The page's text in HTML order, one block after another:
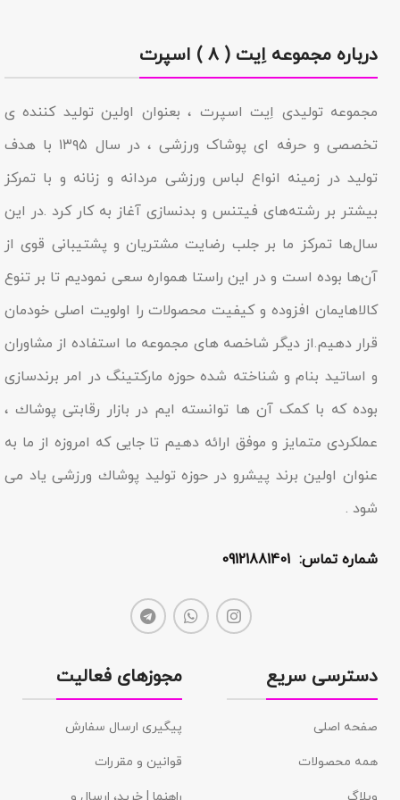
درباره مجموعه اِیت ( ۸ ) اسپرت
مجموعه تولیدى اِیت اسپرت ، بعنوان اولین تولید کننده ی
تخصصی و حرفه ای پوشاک ورزشی ، در سال ۱۳۹۵ با هدف
تولید در زمینه انواع لباس ورزشی مردانه و زنانه و با تمرکز
بیشتر بر رشته‌های فیتنس و بدنسازی آغاز به کار کرد .در این
سال‌ها تمرکز ما بر جلب رضایت مشتریان و پشتیبانی قوی از
آن‌ها بوده است و در این راستا همواره سعی نمودیم تا بر تنوع
کالاهایمان افزوده و کیفیت محصولات را اولویت اصلی خودمان
قرار دهیم.از دیگر شاخصه هاى مجموعه ما استفاده از مشاوران
و اساتید بنام و شناخته شده حوزه مارکتینگ در امر برندسازى
بوده که با کمک آن ها توانسته ایم در بازار رقابتى پوشاك ،
عملکردى متمایز و موفق ارائه دهیم تا جایى که امروزه از ما به
عنوان اولین برند پیشرو در حوزه تولید پوشاك ورزشی یاد مى
شود .
شماره تماس: 09121881401
دسترسی سریع
صفحه اصلی
همه محصولات
مجوزهای فعالیت
پیگیری ارسال سفارش
قوانین و مقررات